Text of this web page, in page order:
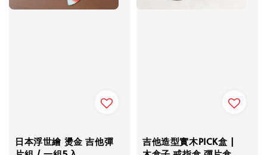
日本浮世繪 燙金 吉他彈
吉他造型實木PICK盒 |